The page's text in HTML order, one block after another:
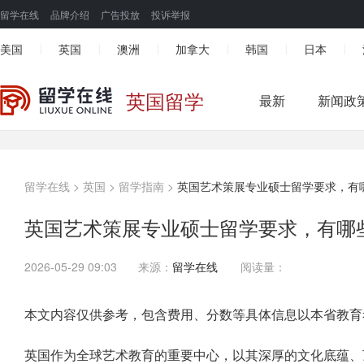
留学在线 品牌介绍 广告投放 投诉举报
美国 英国 澳洲 加拿大 韩国 日本
英国留学 最新 新闻政
留学在线 > 英国 > 留学指南 > 英国艺术策展专业硕士留学要求，有
英国艺术策展专业硕士留学要求，有哪
2026-05-29 09:03 来源： 留学在线 阅读量：
本文内容仅供参考，包含费用、分数等具体信息以本省教
英国作为全球艺术教育的重要中心，以其深厚的文化底蕴